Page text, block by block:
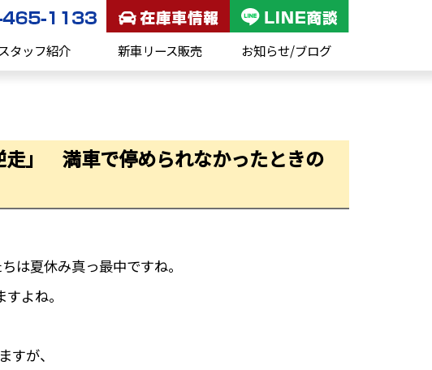
スタッフ紹介 新車リース販売 お知らせ/ブログ
走」 満車で停められなかったときの
は夏休み真っ最中ですね。
よね。
すが、